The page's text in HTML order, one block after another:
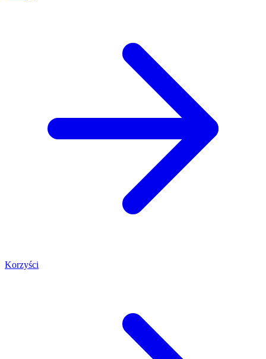
Korzyści